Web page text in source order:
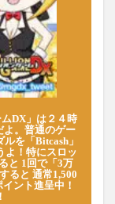
DX」は２４時
よ。普通のゲー
を「Bitcash」
よ！特にスロッ
と 1回で「3万
ると 通常1,500
ント進呈中！